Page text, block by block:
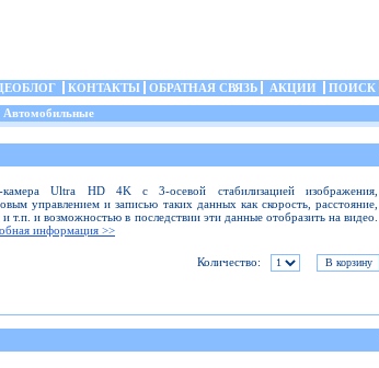
КОНТАКТЫ ОБРАТНАЯ СВЯЗЬ АКЦИИ ПОИСК
камера Ultra HD 4K с 3-осевой стабилизацией изображения,
управлением и записью таких данных как скорость, расстояние,
и т.п. и возможностью в последствии эти данные отобразить на видео.
информация >>
Количество: